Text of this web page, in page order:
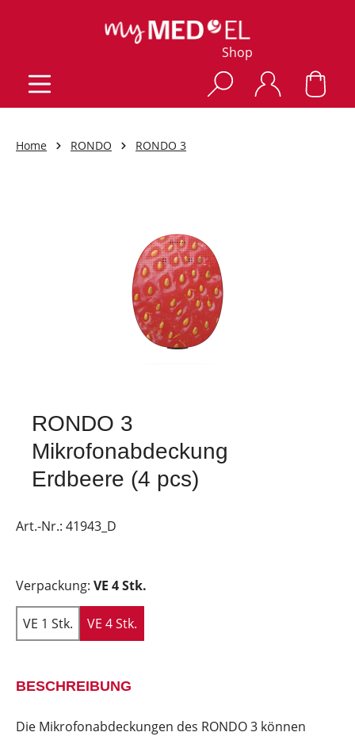
Shop
Home RONDO RONDO 3
RONDO 3
Mikrofonabdeckung
Erdbeere (4 pcs)
Art.-Nr.: 41943_D
Verpackung: VE 4 Stk.
VE 1 Stk. VE 4 Stk.
BESCHREIBUNG
Die Mikrofonabdeckungen des RONDO 3 können